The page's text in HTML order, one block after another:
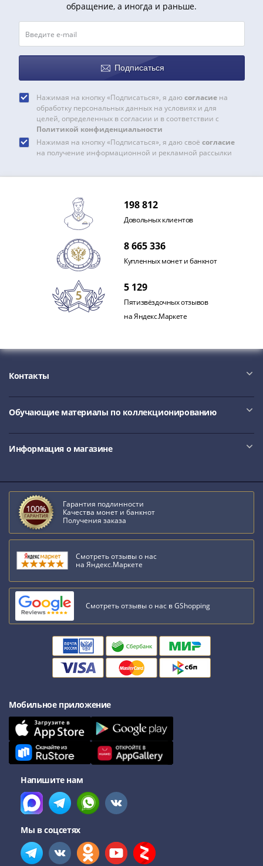
обращение, а иногда и раньше.
Подписаться
Нажимая на кнопку «Подписаться», я даю согласиена
обработку персональных данных на условиях и для
целей, определенных в согласии и в соответствии с
Политикой конфиденциальности
Нажимая на кнопку «Подписаться», я даю своё согласие
на получение информационной и рекламной рассылки
198 812
Довольных клиентов
8 665 336
Купленных монет и банкнот
5 129
Пятизвёздочных отзывов
на Яндекс.Маркете
Контакты
Обучающие материалы по коллекционированию
Информация о магазине
Гарантия подлинности
Качества монет и банкнот
Получения заказа
Смотреть отзывы о нас
на Яндекс.Маркете
Смотреть отзывы о нас в GShopping
Мобильное приложение
Напишите нам
Мы в соцсетях